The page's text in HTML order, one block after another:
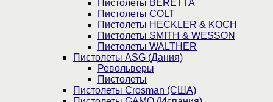
Пистолеты BERETTA
Пистолеты COLT
Пистолеты HECKLER & KOCH
Пистолеты SMITH & WESSON
Пистолеты WALTHER
Пистолеты ASG (Дания)
Револьверы
Пистолеты
Пистолеты Crosman (США)